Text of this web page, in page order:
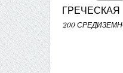
ГРЕЧЕСКАЯ
200